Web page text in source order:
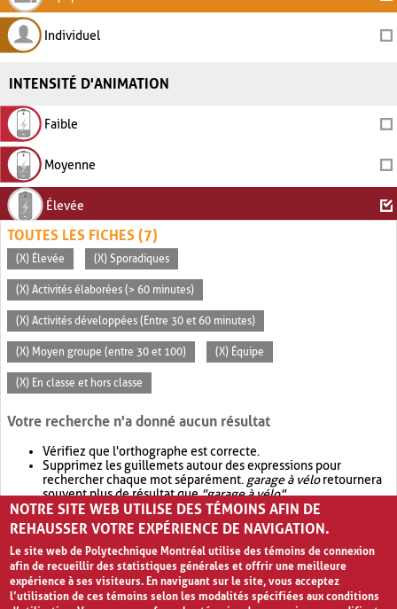
Individuel
INTENSITÉ D'ANIMATION
Faible
Moyenne
Élevée
TOUTES LES FICHES (7)
(X) Élevée (X) Sporadiques
(X) Activités élaborées (> 60 minutes)
(X) Activités développées (Entre 30 et 60 minutes)
(X) Moyen groupe (entre 30 et 100) (X) Équipe
(X) En classe et hors classe
Votre recherche n'a donné aucun résultat
Vérifiez que l'orthographe est correcte.
Supprimez les guillemets autour des expressions pour
rechercher chaque mot séparément. garage à véloretournera
souvent plus de résultat que"garage à vélo".
Envisagez d'élargir votre recherche avec OR.garage OR vélo
retournera souvent plus de résultat quegarage à vélo
NOTRE SITE WEB UTILISE DES TÉMOINS AFIN DE
REHAUSSER VOTRE EXPÉRIENCE DE NAVIGATION.
Le site web de Polytechnique Montréal utilise des témoins de connexion
afin de recueillir des statistiques générales et offrir une meilleure
expérience à ses visiteurs. En naviguant sur le site, vous acceptez
l’utilisation de ces témoins selon les modalités spécifiées aux conditions